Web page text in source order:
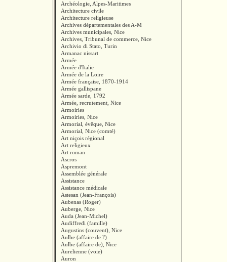
Archéologie, Alpes-Maritimes
Architecture civile
Architecture religieuse
Archives départementales des A-M
Archives municipales, Nice
Archives, Tribunal de commerce, Nice
Archivio di Stato, Turin
Armanac nissart
Armée
Armée d'Italie
Armée de la Loire
Armée française, 1870-1914
Armée gallispane
Armée sarde, 1792
Armée, recrutement, Nice
Armoiries
Armoiries, Nice
Armorial, évêque, Nice
Armorial, Nice (comté)
Art niçois régional
Art religieux
Art roman
Ascros
Aspremont
Assemblée générale
Assistance
Assistance médicale
Astesan (Jean-François)
Aubenas (Roger)
Auberge, Nice
Auda (Jean-Michel)
Audiffredi (famille)
Augustins (couvent), Nice
Aulbe (affaire de l')
Aulbe (affaire de), Nice
Aurelienne (voie)
Auron